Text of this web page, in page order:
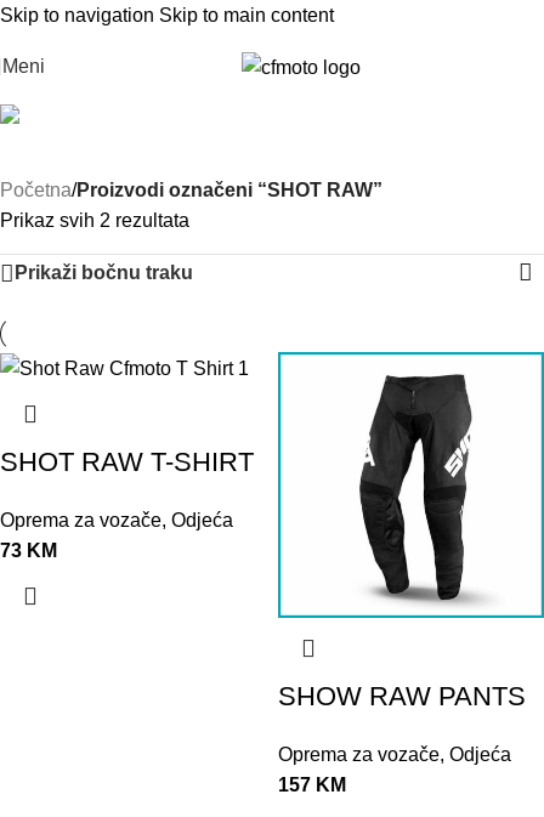
Skip to navigation Skip to main content
Meni
Početna/Proizvodi označeni “SHOT RAW”
Prikaz svih 2 rezultata
Prikaži bočnu traku
SHOT RAW T-SHIRT
Oprema za vozače, Odjeća
73 KM
SHOW RAW PANTS
Oprema za vozače, Odjeća
157 KM